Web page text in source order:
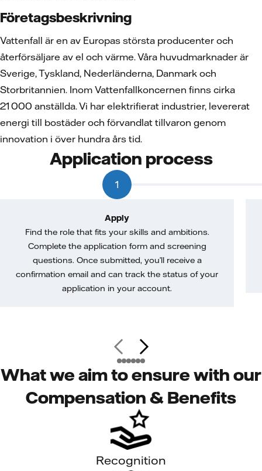
Företagsbeskrivning
Vattenfall är en av Europas största producenter och
återförsäljare av el och värme. Våra huvudmarknader är
Sverige, Tyskland, Nederländerna, Danmark och
Storbritannien. Inom Vattenfallkoncernen finns cirka
21 000 anställda. Vi har elektrifierat industrier, levererat
energi till bostäder och förvandlat tillvaron genom
innovation i över hundra års tid.
Application process
1
Apply
Find the role that fits your skills and ambitions.
Complete the application form and screening
questions. Once submitted, you’ll receive a
confirmation email and can track the status of your
application in your account.
What we aim to ensure with our
Compensation & Benefits
Recognition